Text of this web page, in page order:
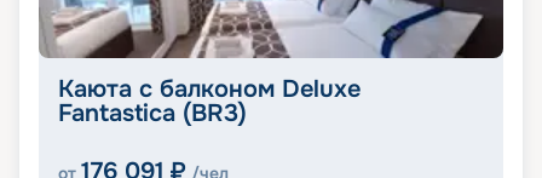
Каюта с балконом Deluxe
Fantastica (BR3)
от 176 091 ₽ /чел